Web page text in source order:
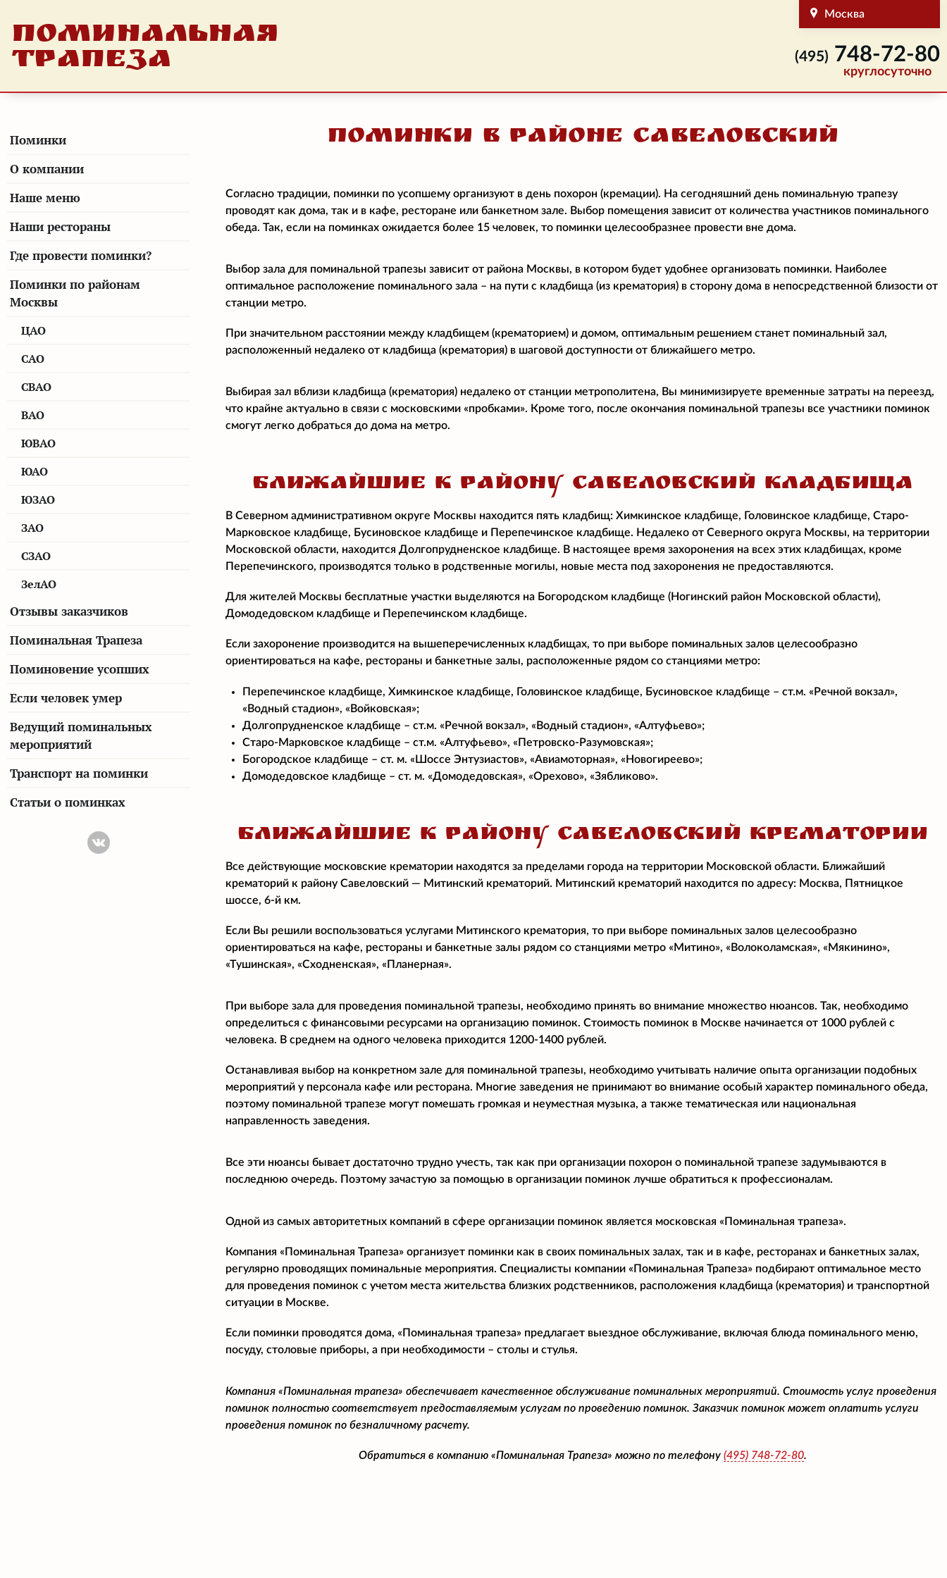
ПОМИНАЛЬНАЯ
ТРАПЕЗА
Москва
(495) 748-72-80
круглосуточно
Поминки
О компании
Наше меню
Наши рестораны
Где провести поминки?
Поминки по районам
Москвы
ЦАО
САО
СВАО
ВАО
ЮВАО
ЮАО
ЮЗАО
ЗАО
СЗАО
ЗелАО
Отзывы заказчиков
Поминальная Трапеза
Поминовение усопших
Если человек умер
Ведущий поминальных
мероприятий
Транспорт на поминки
Статьи о поминках
Поминки в районе Савеловский
Согласно традиции, поминки по усопшему организуют в день похорон (кремации). На сегодняшний день поминальную трапезу
проводят как дома, так и в кафе, ресторане или банкетном зале. Выбор помещения зависит от количества участников поминального
обеда. Так, если на поминках ожидается более 15 человек, то поминки целесообразнее провести вне дома.
Выбор зала для поминальной трапезы зависит от района Москвы, в котором будет удобнее организовать поминки. Наиболее
оптимальное расположение поминального зала – на пути с кладбища (из крематория) в сторону дома в непосредственной близости от
станции метро.
При значительном расстоянии между кладбищем (крематорием) и домом, оптимальным решением станет поминальный зал,
расположенный недалеко от кладбища (крематория) в шаговой доступности от ближайшего метро.
Выбирая зал вблизи кладбища (крематория) недалеко от станции метрополитена, Вы минимизируете временные затраты на переезд,
что крайне актуально в связи с московскими «пробками». Кроме того, после окончания поминальной трапезы все участники поминок
смогут легко добраться до дома на метро.
БЛИЖАЙШИЕ К РАЙОНУ САВЕЛОВСКИЙ КЛАДБИЩА
В Северном административном округе Москвы находится пять кладбищ: Химкинское кладбище, Головинское кладбище, Старо-
Марковское кладбище, Бусиновское кладбище и Перепечинское кладбище. Недалеко от Северного округа Москвы, на территории
Московской области, находится Долгопрудненское кладбище. В настоящее время захоронения на всех этих кладбищах, кроме
Перепечинского, производятся только в родственные могилы, новые места под захоронения не предоставляются.
Для жителей Москвы бесплатные участки выделяются на Богородском кладбище (Ногинский район Московской области),
Домодедовском кладбище и Перепечинском кладбище.
Если захоронение производится на вышеперечисленных кладбищах, то при выборе поминальных залов целесообразно
ориентироваться на кафе, рестораны и банкетные залы, расположенные рядом со станциями метро:
Перепечинское кладбище, Химкинское кладбище, Головинское кладбище, Бусиновское кладбище – ст.м. «Речной вокзал»,
«Водный стадион», «Войковская»;
Долгопрудненское кладбище – ст.м. «Речной вокзал», «Водный стадион», «Алтуфьево»;
Старо-Марковское кладбище – ст.м. «Алтуфьево», «Петровско-Разумовская»;
Богородское кладбище – ст. м. «Шоссе Энтузиастов», «Авиамоторная», «Новогиреево»;
Домодедовское кладбище – ст. м. «Домодедовская», «Орехово», «Зябликово».
БЛИЖАЙШИЕ К РАЙОНУ САВЕЛОВСКИЙ КРЕМАТОРИИ
Все действующие московские крематории находятся за пределами города на территории Московской области. Ближайший
крематорий к району Савеловский — Митинский крематорий. Митинский крематорий находится по адресу: Москва, Пятницкое
шоссе, 6-й км.
Если Вы решили воспользоваться услугами Митинского крематория, то при выборе поминальных залов целесообразно
ориентироваться на кафе, рестораны и банкетные залы рядом со станциями метро «Митино», «Волоколамская», «Мякинино»,
«Тушинская», «Сходненская», «Планерная».
При выборе зала для проведения поминальной трапезы, необходимо принять во внимание множество нюансов. Так, необходимо
определиться с финансовыми ресурсами на организацию поминок. Стоимость поминок в Москве начинается от 1000 рублей с
человека. В среднем на одного человека приходится 1200-1400 рублей.
Останавливая выбор на конкретном зале для поминальной трапезы, необходимо учитывать наличие опыта организации подобных
мероприятий у персонала кафе или ресторана. Многие заведения не принимают во внимание особый характер поминального обеда,
поэтому поминальной трапезе могут помешать громкая и неуместная музыка, а также тематическая или национальная
направленность заведения.
Все эти нюансы бывает достаточно трудно учесть, так как при организации похорон о поминальной трапезе задумываются в
последнюю очередь. Поэтому зачастую за помощью в организации поминок лучше обратиться к профессионалам.
Одной из самых авторитетных компаний в сфере организации поминок является московская «Поминальная трапеза».
Компания «Поминальная Трапеза» организует поминки как в своих поминальных залах, так и в кафе, ресторанах и банкетных залах,
регулярно проводящих поминальные мероприятия. Специалисты компании «Поминальная Трапеза» подбирают оптимальное место
для проведения поминок с учетом места жительства близких родственников, расположения кладбища (крематория) и транспортной
ситуации в Москве.
Если поминки проводятся дома, «Поминальная трапеза» предлагает выездное обслуживание, включая блюда поминального меню,
посуду, столовые приборы, а при необходимости – столы и стулья.
Компания «Поминальная трапеза» обеспечивает качественное обслуживание поминальных мероприятий. Стоимость услуг проведения
поминок полностью соответствует предоставляемым услугам по проведению поминок. Заказчик поминок может оплатить услуги
проведения поминок по безналичному расчету.
Обратиться в компанию «Поминальная Трапеза» можно по телефону (495) 748-72-80.